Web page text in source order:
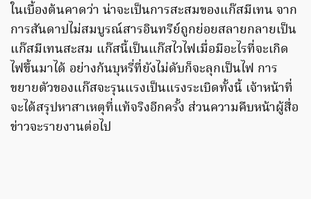
ในเบื้องต้นคาดว่า น่าจะเป็นการสะสมของแก๊สมีเทน จาก
การสันดาปไม่สมบูรณ์สารอินทรีย์ถูกย่อยสลายกลายเป็น
แก๊สมีเทนสะสม แก๊สนี้เป็นแก๊สไวไฟเมื่อมีอะไรที่จะเกิด
ไฟขึ้นมาได้ อย่างก้นบุหรี่ที่ยังไม่ดับก็จะลุกเป็นไฟ การ
ขยายตัวของแก๊สจะรุนแรงเป็นแรงระเบิดทั้งนี้ เจ้าหน้าที่
จะได้สรุปหาสาเหตุที่แท้จริงอีกครั้ง ส่วนความคืบหน้าผู้สื่อ
ข่าวจะรายงานต่อไป